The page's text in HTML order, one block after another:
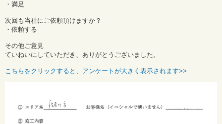
・満足
次回も当社にご依頼頂けますか？
・依頼する
その他ご意見
ていねいにしていただき、ありがとうございました。
こちらをクリックすると、アンケートが大きく表示されます>>